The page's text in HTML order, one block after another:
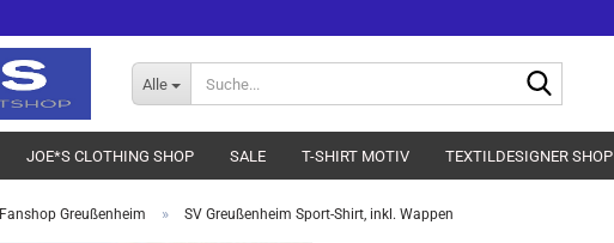
Alle
JOE*S CLOTHING SHOP SALE T-SHIRT MOTIV TEXTILDESIGNER SHOP
Fanshop Greußenheim » SV Greußenheim Sport-Shirt, inkl. Wappen